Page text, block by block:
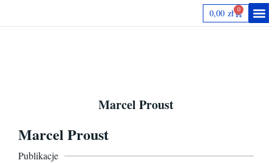
0,00 zł 0
Marcel Proust
Marcel Proust
Publikacje